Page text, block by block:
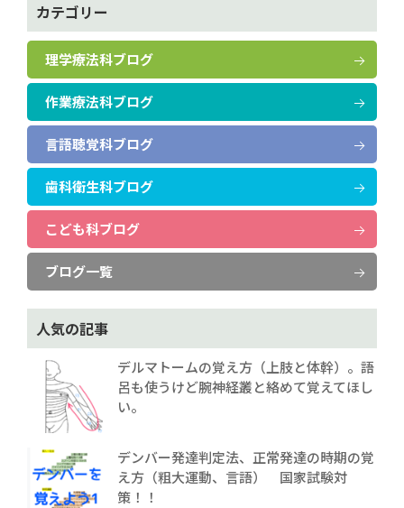
カテゴリー
理学療法科ブログ
作業療法科ブログ
言語聴覚科ブログ
歯科衛生科ブログ
こども科ブログ
ブログ一覧
人気の記事
デルマトームの覚え方（上肢と体幹）。語
呂も使うけど腕神経叢と絡めて覚えてほし
い。
デンバー発達判定法、正常発達の時期の覚
え方（粗大運動、言語） 国家試験対
策！！